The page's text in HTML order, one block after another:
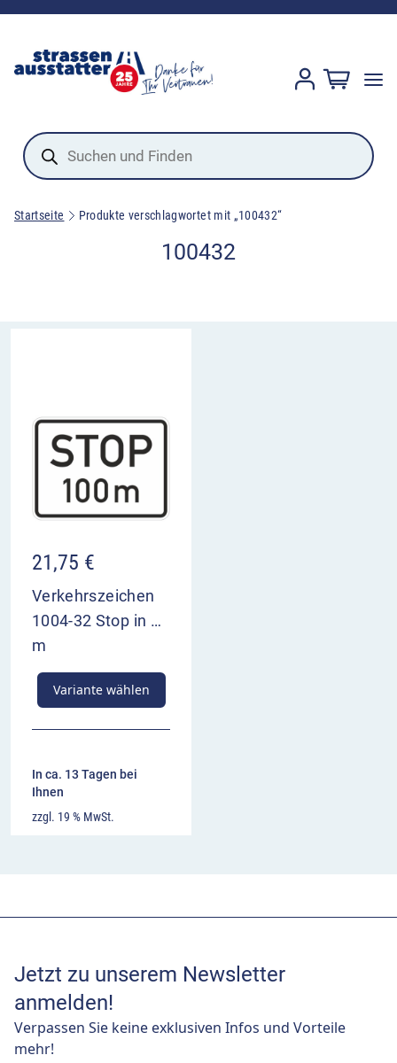
Products
search
Startseite Produkte verschlagwortet mit „100432“
100432
21,75 €
Verkehrszeichen
1004-32 Stop in …
m
Variante wählen
In ca. 13 Tagen bei
Ihnen
zzgl. 19 % MwSt.
Jetzt zu unserem Newsletter
anmelden!
Verpassen Sie keine exklusiven Infos und Vorteile
mehr!